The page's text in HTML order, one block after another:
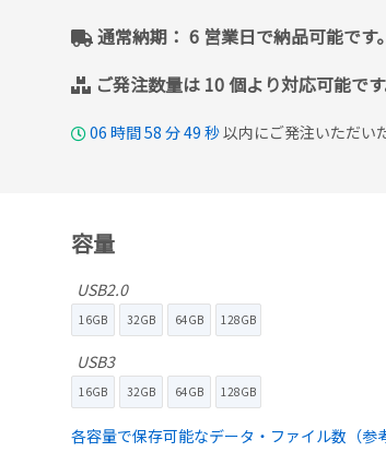
通常納期： 6 営業日で納品可能です
ご発注数量は 10 個より対応可能です
06 時間58 分48 秒以内にご発注いただい
容量
USB2.0
16GB 32GB 64GB 128GB
USB3
16GB 32GB 64GB 128GB
各容量で保存可能なデータ・ファイル数（参